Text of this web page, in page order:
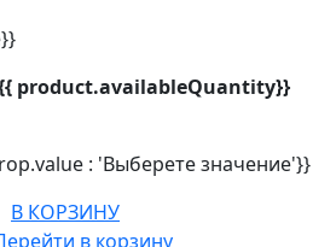
product.availableQuantity}}
: 'Выберете значение'}}
В КОРЗИНУ
в корзину